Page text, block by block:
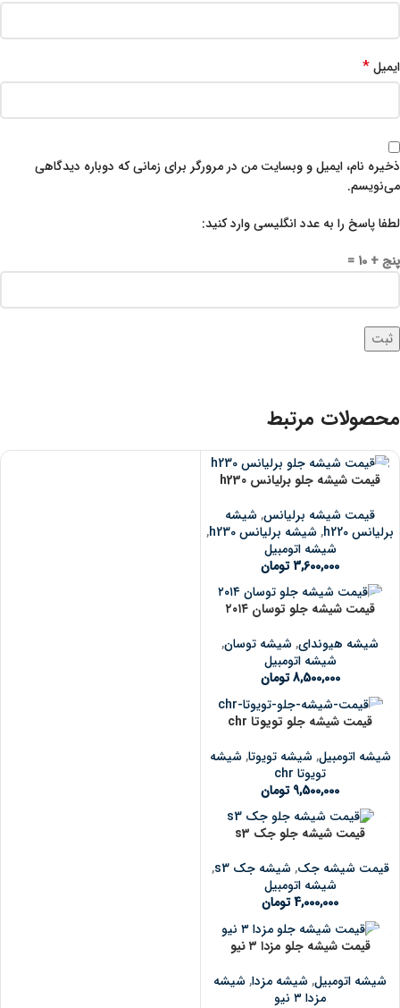
ایمیل*
ذخیره نام، ایمیل و وبسایت من در مرورگر برای زمانی که دوباره دیدگاهی
می‌نویسم.
لطفا پاسخ را به عدد انگلیسی وارد کنید:
پنج + 10 =
محصولات مرتبط
قیمت شیشه جلو برلیانس h230
قیمت شیشه برلیانس,شیشه
برلیانس h220
,شیشه برلیانس h230
,
شیشه اتومبیل
3,600,000تومان
قیمت شیشه جلو توسان ۲۰۱۴
شیشه هیوندای,شیشه توسان,
شیشه اتومبیل
8,500,000 تومان
قیمت شیشه جلو تویوتا chr
شیشه اتومبیل,شیشه تویوتا,شیشه
تویوتا chr
9,500,000 تومان
قیمت شیشه جلو جک s3
قیمت شیشه جک,شیشه جک s3
,
شیشه اتومبیل
4,000,000تومان
قیمت شیشه جلو مزدا ۳ نیو
شیشه اتومبیل,شیشه مزدا,شیشه
مزدا ۳ نیو